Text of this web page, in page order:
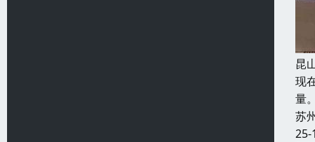
昆
现
量
苏
25-